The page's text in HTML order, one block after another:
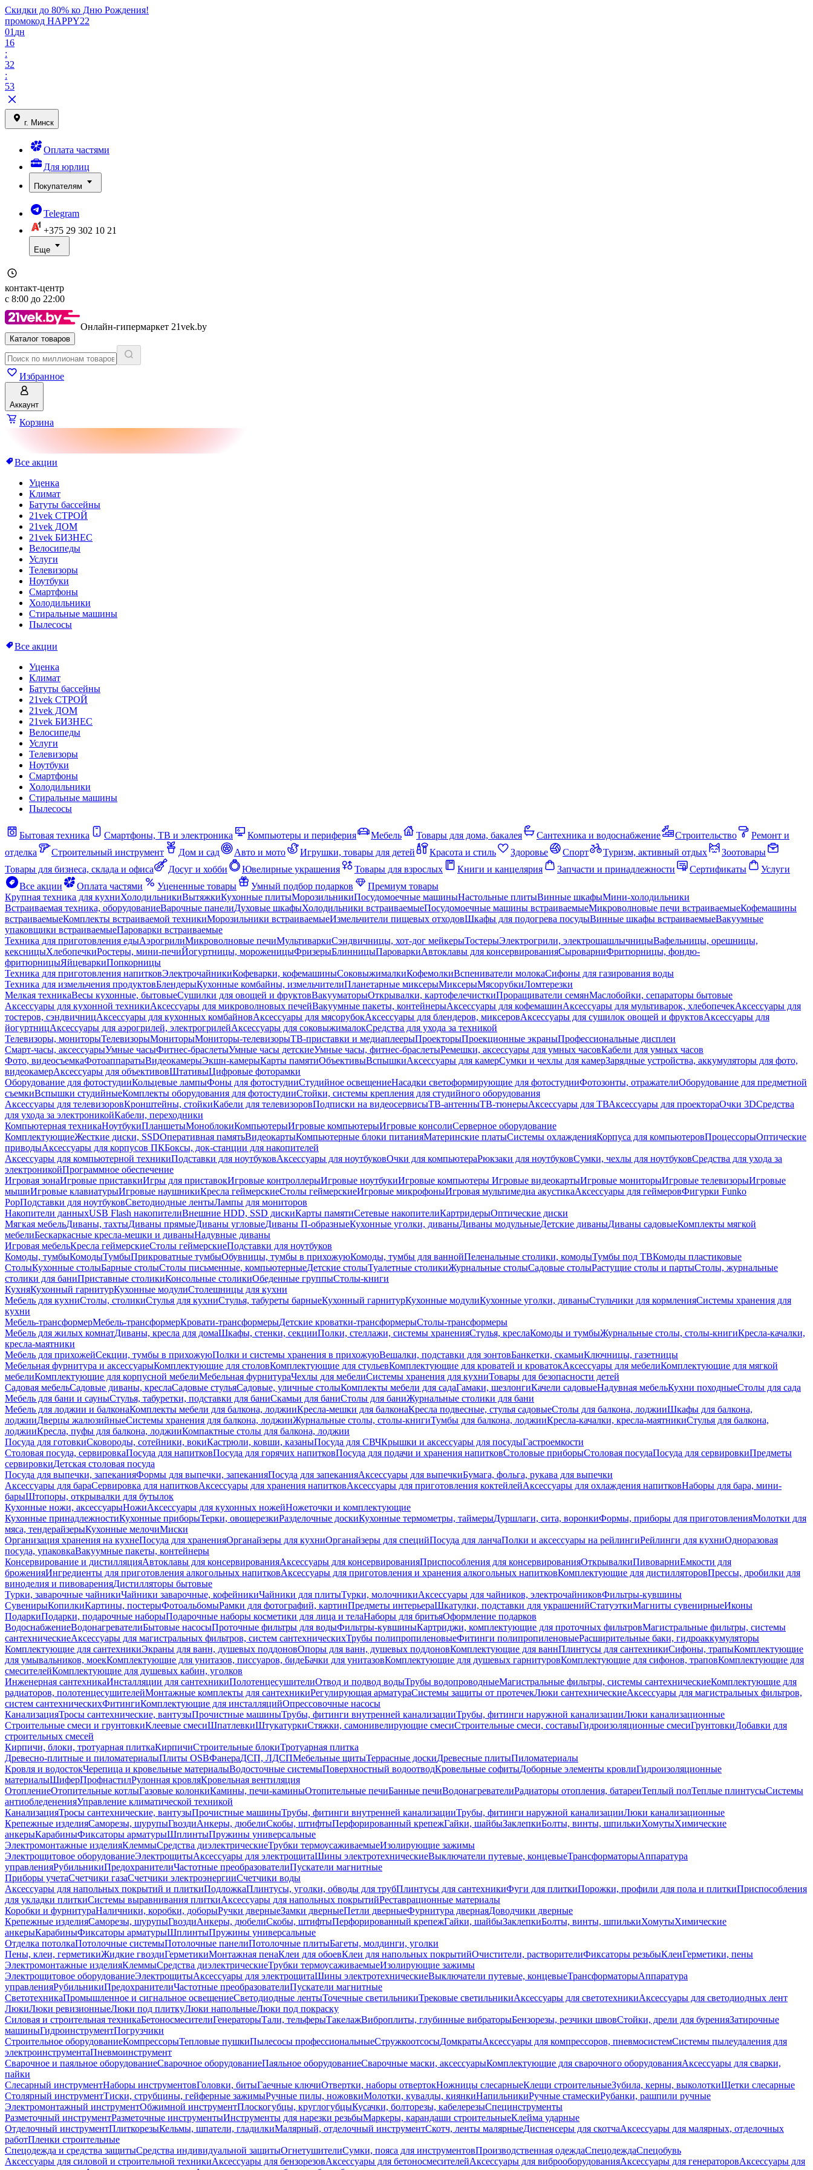
Скидки до 80% ко Дню Рождения!
промокод HAPPY22
01 дн
16
:
32
:
53
г. Минск
Оплата частями
Для юрлиц
Покупателям
Telegram
+375 29 302 10 21
Еще
контакт-центр
с 8:00 до 22:00
Онлайн-гипермаркет 21vek.by
Каталог товаров
Избранное
Аккаунт
Корзина
Все акции
Уценка
Климат
Батуты бассейны
21vek СТРОЙ
21vek ДОМ
21vek БИЗНЕС
Велосипеды
Услуги
Телевизоры
Ноутбуки
Смартфоны
Холодильники
Стиральные машины
Пылесосы
Все акции
Уценка
Климат
Батуты бассейны
21vek СТРОЙ
21vek ДОМ
21vek БИЗНЕС
Велосипеды
Услуги
Телевизоры
Ноутбуки
Смартфоны
Холодильники
Стиральные машины
Пылесосы
Бытовая техника Смартфоны, ТВ и электроника Компьютеры и периферия Мебель Товары для дома, бакалея Сантехника и водоснабжение Строительство
Ремонт и
отделка
Строительный инструмент Дом и сад Авто и мото Игрушки, товары для детей Красота и стиль Здоровье Спорт Туризм, активный отдых
Зоотовары
Товары для бизнеса, склада и офиса
Досуг и хобби Ювелирные украшения Товары для взрослых Книги и канцелярия Запчасти и принадлежности Сертификаты
Услуги
Все акции
Оплата частями Уцененные товары Умный подбор подарков
Премиум товары
Крупная техника для кухниХолодильникиВытяжкиКухонные плитыМорозильникиПосудомоечные машиныНастольные плитыВинные шкафыМини-холодильники
Встраиваемая техника, оборудованиеВарочные панелиДуховые шкафыХолодильники встраиваемыеПосудомоечные машины встраиваемыеМикроволновые печи встраиваемыеКофемашины
встраиваемыеКомплекты встраиваемой техникиМорозильники встраиваемыеИзмельчители пищевых отходовШкафы для подогрева посудыВинные шкафы встраиваемыеВакуумные
упаковщики встраиваемыеПароварки встраиваемые
Техника для приготовления едыАэрогрилиМикроволновые печиМультиваркиСэндвичницы, хот-дог мейкерыТостерыЭлектрогрили, электрошашлычницыВафельницы, орешницы,
кексницыХлебопечкиРостеры, мини-печиЙогуртницы, мороженицыФризерыБлинницыПароваркиАвтоклавы для консервированияСыроварниФритюрницы, фондю-
фритюрницыЯйцеваркиПопкорницы
Техника для приготовления напитковЭлектрочайникиКофеварки, кофемашиныСоковыжималкиКофемолкиВспениватели молокаСифоны для газирования воды
Техника для измельчения продуктовБлендерыКухонные комбайны, измельчителиПланетарные миксерыМиксерыМясорубкиЛомтерезки
Мелкая техникаВесы кухонные, бытовыеСушилки для овощей и фруктовВакууматорыОткрывалки, картофелечисткиПроращиватели семянМаслобойки, сепараторы бытовые
Аксессуары для кухонной техникиАксессуары для микроволновых печейВакуумные пакеты, контейнерыАксессуары для кофемашинАксессуары для мультиварок, хлебопечекАксессуары для
тостеров, сэндвичницАксессуары для кухонных комбайновАксессуары для мясорубокАксессуары для блендеров, миксеровАксессуары для сушилок овощей и фруктовАксессуары для
йогуртницАксессуары для аэрогрилей, электрогрилейАксессуары для соковыжималокСредства для ухода за техникой
Телевизоры, мониторыТелевизорыМониторыМониторы-телевизорыТВ-приставки и медиаплеерыПроекторыПроекционные экраныПрофессиональные дисплеи
Смарт-часы, аксессуарыУмные часыФитнес-браслетыУмные часы детскиеУмные часы, фитнес-браслетыРемешки, аксессуары для умных часовКабели для умных часов
Фото, видеосъемкаФотоаппаратыВидеокамерыЭкшн-камерыКарты памятиОбъективыВспышкиАксессуары для камерСумки и чехлы для камерЗарядные устройства, аккумуляторы для фото,
видеокамерАксессуары для объективовШтативыЦифровые фоторамки
Оборудование для фотостудииКольцевые лампыФоны для фотостудииСтудийное освещениеНасадки светоформирующие для фотостудииФотозонты, отражателиОборудование для предметной
съемкиВспышки студийныеКомплекты оборудования для фотостудииСтойки, системы крепления для студийного оборудования
Аксессуары для телевизоровКронштейны, стойкиКабели для телевизоровПодписки на видеосервисыТВ-антенныТВ-тюнерыАксессуары для ТВАксессуары для проектораОчки 3DСредства
для ухода за электроникойКабели, переходники
Компьютерная техникаНоутбукиПланшетыМоноблокиКомпьютерыИгровые компьютерыИгровые консолиСерверное оборудование
КомплектующиеЖесткие диски, SSDОперативная памятьВидеокартыКомпьютерные блоки питанияМатеринские платыСистемы охлажденияКорпуса для компьютеровПроцессорыОптические
приводыАксессуары для корпусов ПКБоксы, док-станции для накопителей
Аксессуары для компьютерной техникиПодставки для ноутбуковАксессуары для ноутбуковОчки для компьютераРюкзаки для ноутбуковСумки, чехлы для ноутбуковСредства для ухода за
электроникойПрограммное обеспечение
Игровая зонаИгровые приставкиИгры для приставокИгровые контроллерыИгровые ноутбукиИгровые компьютеры Игровые видеокартыИгровые мониторыИгровые телевизорыИгровые
мышиИгровые клавиатурыИгровые наушникиКресла геймерскиеСтолы геймерскиеИгровые микрофоныИгровая мультимедиа акустикаАксессуары для геймеровФигурки Funko
PopПодставки для ноутбуковСветодиодные лентыЛампы для мониторов
Накопители данныхUSB Flash накопителиВнешние HDD, SSD дискиКарты памятиСетевые накопителиКартридерыОптические диски
Мягкая мебельДиваны, тахтыДиваны прямыеДиваны угловыеДиваны П-образныеКухонные уголки, диваныДиваны модульныеДетские диваныДиваны садовыеКомплекты мягкой
мебелиБескаркасные кресла-мешки и диваныНадувные диваны
Игровая мебельКресла геймерскиеСтолы геймерскиеПодставки для ноутбуков
Комоды, тумбыКомодыТумбыПрикроватные тумбыОбувницы, тумбы в прихожуюКомоды, тумбы для ваннойПеленальные столики, комодыТумбы под ТВКомоды пластиковые
СтолыКухонные столыБарные столыСтолы письменные, компьютерныеДетские столыТуалетные столикиЖурнальные столыСадовые столыРастущие столы и партыСтолы, журнальные
столики для баниПриставные столикиКонсольные столикиОбеденные группыСтолы-книги
КухняКухонный гарнитурКухонные модулиСтолешницы для кухни
Мебель для кухниСтолы, столикиСтулья для кухниСтулья, табуреты барныеКухонный гарнитурКухонные модулиКухонные уголки, диваныСтульчики для кормленияСистемы хранения для
кухни
Мебель-трансформерМебель-трансформерКровати-трансформерыДетские кроватки-трансформерыСтолы-трансформеры
Мебель для жилых комнатДиваны, кресла для домаШкафы, стенки, секцииПолки, стеллажи, системы храненияСтулья, креслаКомоды и тумбыЖурнальные столы, столы-книгиКресла-качалки,
кресла-маятники
Мебель для прихожейСекции, тумбы в прихожуюПолки и системы хранения в прихожуюВешалки, подставки для зонтовБанкетки, скамьиКлючницы, газетницы
Мебельная фурнитура и аксессуарыКомплектующие для столовКомплектующие для стульевКомплектующие для кроватей и кроватокАксессуары для мебелиКомплектующие для мягкой
мебелиКомплектующие для корпусной мебелиМебельная фурнитураЧехлы для мебелиСистемы хранения для кухниТовары для безопасности детей
Садовая мебельСадовые диваны, креслаСадовые стульяСадовые, уличные столыКомплекты мебели для садаГамаки, шезлонгиКачели садовыеНадувная мебельКухни походныеСтолы для сада
Мебель для бани и сауныСтулья, табуретки, подставки для баниСкамьи для баниСтолы для баниЖурнальные столики для бани
Мебель для лоджии и балконаКомплекты мебели для балкона, лоджииКресла-мешки для балконаКресла подвесные, стулья садовыеСтолы для балкона, лоджииШкафы для балкона,
лоджииДверцы жалюзийныеСистемы хранения для балкона, лоджииЖурнальные столы, столы-книгиТумбы для балкона, лоджииКресла-качалки, кресла-маятникиСтулья для балкона,
лоджииКресла, пуфы для балкона, лоджииКомпактные столы для балкона, лоджии
Посуда для готовкиСковороды, сотейники, вокиКастрюли, ковши, казаныПосуда для СВЧКрышки и аксессуары для посудыГастроемкости
Столовая посуда, сервировкаПосуда для напитковПосуда для горячих напитковПосуда для подачи и хранения напитковСтоловые приборыСтоловая посудаПосуда для сервировкиПредметы
сервировкиДетская столовая посуда
Посуда для выпечки, запеканияФормы для выпечки, запеканияПосуда для запеканияАксессуары для выпечкиБумага, фольга, рукава для выпечки
Аксессуары для бараСервировка для напитковАксессуары для хранения напитковАксессуары для приготовления коктейлейАксессуары для охлаждения напитковНаборы для бара, мини-
барыШтопоры, открывалки для бутылок
Кухонные ножи, аксессуарыНожиАксессуары для кухонных ножейНожеточки и комплектующие
Кухонные принадлежностиКухонные приборыТерки, овощерезкиРазделочные доскиКухонные термометры, таймерыДуршлаги, сита, воронкиФормы, приборы для приготовленияМолотки для
мяса, тендерайзерыКухонные мелочиМиски
Организация хранения на кухнеПосуда для храненияОрганайзеры для кухниОрганайзеры для специйПосуда для ланчаПолки и аксессуары на рейлингиРейлинги для кухниОдноразовая
посуда, упаковкаВакуумные пакеты, контейнеры
Консервирование и дистилляцияАвтоклавы для консервированияАксессуары для консервированияПриспособления для консервированияОткрывалкиПивоварниЕмкости для
броженияИнгредиенты для приготовления алкогольных напитковАксессуары для приготовления и хранения алкогольных напитковКомплектующие для дистилляторовПрессы, дробилки для
виноделия и пивоваренияДистилляторы бытовые
Турки, заварочные чайникиЧайники заварочные, кофейникиЧайники для плитыТурки, молочникиАксессуары для чайников, электрочайниковФильтры-кувшины
СувенирыКопилкиКартины, постерыФотоальбомыРамки для фотографий, картинПредметы интерьераШкатулки, подставки для украшенийСтатуэткиМагниты сувенирныеИконы
ПодаркиПодарки, подарочные наборыПодарочные наборы косметики для лица и телаНаборы для бритьяОформление подарков
ВодоснабжениеВодонагревателиБытовые насосыПроточные фильтры для водыФильтры-кувшиныКартриджи, комплектующие для проточных фильтровМагистральные фильтры, системы
сантехническиеАксессуары для магистральных фильтров, систем сантехническихТрубы полипропиленовыеФитинги полипропиленовыеРасширительные баки, гидроаккумуляторы
Комплектующие для сантехникиЭкраны для ванн, душевых поддоновОпоры для ванн, душевых поддоновКомплектующие для ваннПлинтусы для сантехникиСифоны, трапыКомплектующие
для умывальников, моекКомплектующие для унитазов, писсуаров, бидеБачки для унитазовКомплектующие для душевых гарнитуровКомплектующие для сифонов, траповКомплектующие для
смесителейКомплектующие для душевых кабин, уголков
Инженерная сантехникаИнсталляции для сантехникиПолотенцесушителиОтвод и подвод водыТрубы водопроводныеМагистральные фильтры, системы сантехническиеКомплектующие для
радиаторов, полотенцесушителейМонтажные комплекты для сантехникиРегулирующая арматураСистемы защиты от протечекЛюки сантехническиеАксессуары для магистральных фильтров,
систем сантехническихФитингиКомплектующие для инсталляцийОпрессовочные насосы
КанализацияТросы сантехнические, вантузыПрочистные машиныТрубы, фитинги внутренней канализацииТрубы, фитинги наружной канализацииЛюки канализационные
Строительные смеси и грунтовкиКлеевые смесиШпатлевкиШтукатуркиСтяжки, самонивелирующие смесиСтроительные смеси, составыГидроизоляционные смесиГрунтовкиДобавки для
строительных смесей
Кирпичи, блоки, тротуарная плиткаКирпичиСтроительные блокиТротуарная плитка
Древесно-плитные и пиломатериалыПлиты OSBФанераДСП, ЛДСПМебельные щитыТеррасные доскиДревесные плитыПиломатериалы
Кровля и водостокЧерепица и кровельные материалыВодосточные системыПоверхностный водоотводКровельные софитыДоборные элементы кровлиГидроизоляционные
материалыШиферПрофнастилРулонная кровляКровельная вентиляция
ОтоплениеОтопительные котлыГазовые колонкиКамины, печи-каминыОтопительные печиБанные печиВодонагревателиРадиаторы отопления, батареиТеплый полТеплые плинтусыСистемы
антиобледененияУправление климатической техникой
КанализацияТросы сантехнические, вантузыПрочистные машиныТрубы, фитинги внутренней канализацииТрубы, фитинги наружной канализацииЛюки канализационные
Крепежные изделияСаморезы, шурупыГвоздиАнкеры, дюбелиСкобы, штифтыПерфорированный крепежГайки, шайбыЗаклепкиБолты, винты, шпилькиХомутыХимические
анкерыКарабиныФиксаторы арматурыШплинтыПружины универсальные
Электромонтажные изделияКлеммыСредства диэлектрическиеТрубки термоусаживаемыеИзолирующие зажимы
Электрощитовое оборудованиеЭлектрощитыАксессуары для электрощитаШины электротехническиеВыключатели путевые, концевыеТрансформаторыАппаратура
управленияРубильникиПредохранителиЧастотные преобразователиПускатели магнитные
Приборы учетаСчетчики газаСчетчики электроэнергииСчетчики воды
Аксессуары для напольных покрытий и плиткиПодложкаПлинтусы, уголки, обводы для трубПлинтусы для сантехникиФуги для плиткиПорожки, профили для пола и плиткиПриспособления
для укладки плиткиСистемы выравнивания плиткиАксессуары для напольных покрытийРеставрационные материалы
Коробки и фурнитураНаличники, коробки, доборыРучки дверныеЗамки дверныеПетли дверныеФурнитура двернаяДоводчики дверные
Крепежные изделияСаморезы, шурупыГвоздиАнкеры, дюбелиСкобы, штифтыПерфорированный крепежГайки, шайбыЗаклепкиБолты, винты, шпилькиХомутыХимические
анкерыКарабиныФиксаторы арматурыШплинтыПружины универсальные
Отделка потолкаПотолочные системыПотолочные панелиПотолочные плитыБагеты, молдинги, уголки
Пены, клеи, герметикиЖидкие гвоздиГерметикиМонтажная пенаКлеи для обоевКлеи для напольных покрытийОчистители, растворителиФиксаторы резьбыКлеиГерметики, пены
Электромонтажные изделияКлеммыСредства диэлектрическиеТрубки термоусаживаемыеИзолирующие зажимы
Электрощитовое оборудованиеЭлектрощитыАксессуары для электрощитаШины электротехническиеВыключатели путевые, концевыеТрансформаторыАппаратура
управленияРубильникиПредохранителиЧастотные преобразователиПускатели магнитные
СветотехникаПромышленное и сигнальное освещениеСветодиодные лентыТочечные светильникиТрековые светильникиАксессуары для светотехникиАксессуары для светодиодных лент
ЛюкиЛюки ревизионныеЛюки под плиткуЛюки напольныеЛюки под покраску
Силовая и строительная техникаБетоносмесителиГенераторыТали, тельферыТакелажВиброплиты, глубинные вибраторыБензорезы, резчики швовСтойки, дрели для буренияЗатирочные
машиныГидроинструментПогрузчики
Строительное оборудованиеКомпрессорыТепловые пушкиПылесосы профессиональныеСтружкоотсосыДомкратыАксессуары для компрессоров, пневмосистемСистемы пылеудаления для
электроинструментаПневмоинструмент
Сварочное и паяльное оборудованиеСварочное оборудованиеПаяльное оборудованиеСварочные маски, аксессуарыКомплектующие для сварочного оборудованияАксессуары для сварки,
пайки
Слесарный инструментНаборы инструментовГоловки, битыГаечные ключиОтвертки, наборы отвертокНожницы слесарныеКлещи строительныеЗубила, керны, выколоткиЩетки слесарные
Столярный инструментТиски, струбцины, гейферные зажимыРучные пилы, ножовкиМолотки, кувалды, киянкиНапильникиРучные стамескиРубанки, рашпили ручные
Электромонтажный инструментОбжимной инструментПлоскогубцы, круглогубцыКусачки, болторезы, кабелерезыСпецинструменты
Разметочный инструментРазметочные инструментыИнструменты для нарезки резьбыМаркеры, карандаши строительныеКлейма ударные
Отделочный инструментПлиткорезыКельмы, шпатели, гладилкиМалярный, отделочный инструментСкотч, ленты малярныеДиспенсеры для скотчаАксессуары для малярных, отделочных
работПленки строительные
Спецодежда и средства защитыСредства индивидуальной защитыОгнетушителиСумки, пояса для инструментовПроизводственная одеждаСпецодеждаСпецобувь
Аксессуары для силовой и строительной техникиАксессуары для бензорезовАксессуары для бетоносмесителейАксессуары для виброоборудованияАксессуары для генераторовАксессуары для